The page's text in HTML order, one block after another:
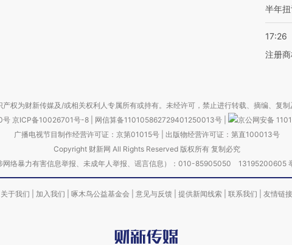
半年
17:26
注册
权为财新传媒及/或相关权利人专属所有或持有。未经许可，禁止进行转载、摘编、复制
号 京ICP备10026701号-8 网信算备110105862729401250013号
京公网安备
广播电视节目制作经营许可证：京第01015号| 出版物经营许可证：第直100013号
Copyright 财新网 All Rights Reserved 版权所有 复制必究
网络暴力有害信息举报、未成年人举报、谣言信息）：010-85905050 13195200605
关于我们 加入我们 啄木鸟公益基金会 意见与反馈 提供新闻线索 联系我们 友情链接